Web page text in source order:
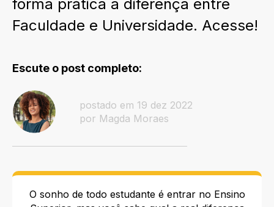
forma prática a diferença entre
Faculdade e Universidade. Acesse!
Escute o post completo:
postado em 19 dez 2022
por Magda Moraes
O sonho de todo estudante é entrar no Ensino